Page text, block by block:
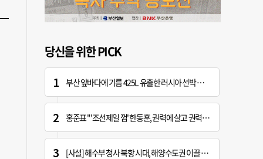
당신을 위한 PICK
부산 앞바다에 기름 425L 유출한 러시아 선박 적발
홍준표 "'조선제일 껌' 한동훈, 권력에 살고 권력에 죽어…검찰 문 닫게 한 원흉"
[사설] 해수부 청사 북항 시대, 해양수도권 이끌 구심점 돼야